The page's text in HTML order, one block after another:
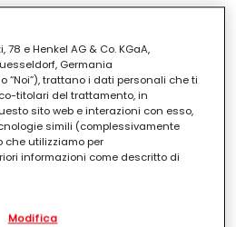
cellulare e documenti
e Henkel AG & Co. KGaA,
Germania
“Noi”), trattano i dati personali che ti
titolari del trattamento, in
sito web e interazioni con esso,
simili (complessivamente
che utilizziamo per
informazioni come descritto di
nella nostra Informativa sulla
Modifica